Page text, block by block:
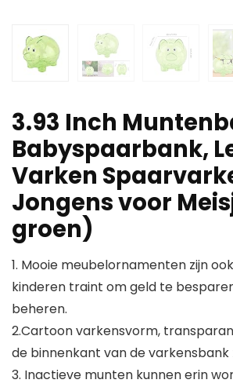
3.93 Inch
Babyspaarbank,
Varken
Jongens voor
groen)
1. Mooie meubelornamenten zijn
kinderen traint om geld te
beheren.
2.Cartoon varkensvorm,
de binnenkant van de varkensbank
3. Inactieve munten kunnen erin